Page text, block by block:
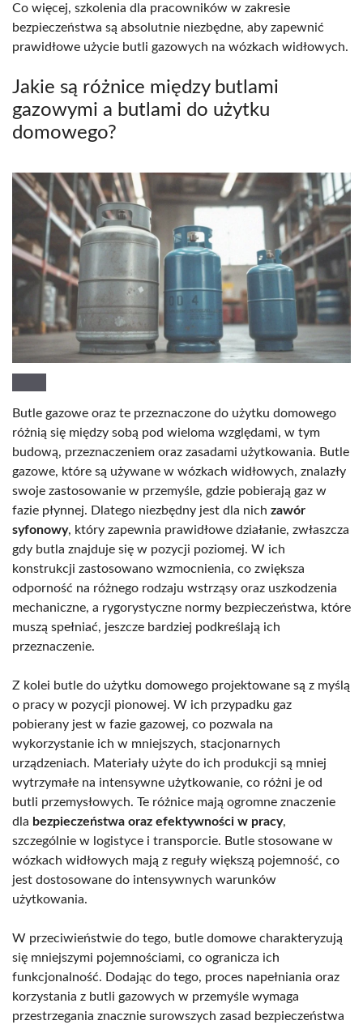
Co więcej, szkolenia dla pracowników w zakresie
bezpieczeństwa są absolutnie niezbędne, aby zapewnić
prawidłowe użycie butli gazowych na wózkach widłowych.
Jakie są różnice między butlami
gazowymi a butlami do użytku
domowego?
Butle gazowe oraz te przeznaczone do użytku domowego
różnią się między sobą pod wieloma względami, w tym
budową, przeznaczeniem oraz zasadami użytkowania. Butle
gazowe, które są używane w wózkach widłowych, znalazły
swoje zastosowanie w przemyśle, gdzie pobierają gaz w
fazie płynnej. Dlatego niezbędny jest dla nich zawór
syfonowy, który zapewnia prawidłowe działanie, zwłaszcza
gdy butla znajduje się w pozycji poziomej. W ich
konstrukcji zastosowano wzmocnienia, co zwiększa
odporność na różnego rodzaju wstrząsy oraz uszkodzenia
mechaniczne, a rygorystyczne normy bezpieczeństwa, które
muszą spełniać, jeszcze bardziej podkreślają ich
przeznaczenie.
Z kolei butle do użytku domowego projektowane są z myślą
o pracy w pozycji pionowej. W ich przypadku gaz
pobierany jest w fazie gazowej, co pozwala na
wykorzystanie ich w mniejszych, stacjonarnych
urządzeniach. Materiały użyte do ich produkcji są mniej
wytrzymałe na intensywne użytkowanie, co różni je od
butli przemysłowych. Te różnice mają ogromne znaczenie
dla bezpieczeństwa oraz efektywności w pracy,
szczególnie w logistyce i transporcie. Butle stosowane w
wózkach widłowych mają z reguły większą pojemność, co
jest dostosowane do intensywnych warunków
użytkowania.
W przeciwieństwie do tego, butle domowe charakteryzują
się mniejszymi pojemnościami, co ogranicza ich
funkcjonalność. Dodając do tego, proces napełniania oraz
korzystania z butli gazowych w przemyśle wymaga
przestrzegania znacznie surowszych zasad bezpieczeństwa